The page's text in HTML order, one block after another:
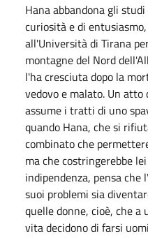
Hana abbandona gli
curiosità e di
all'Università di Tirana
montagne del Nord
l'ha cresciuta dopo la
vedovo e malato. Un
assume i tratti di uno
quando Hana, che si
combinato che
ma che costringerebbe
indipendenza, pensa
suoi problemi sia
quelle donne, cioè, che
vita decidono di farsi